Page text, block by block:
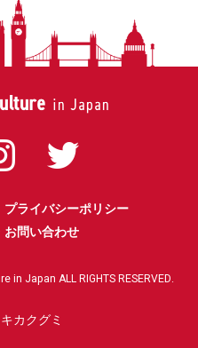
プライバシーポリシー
問い合わせ
in Japan ALL RIGHTS RESERVED.
カクグミ